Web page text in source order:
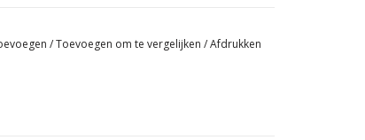
/Toevoegen om te vergelijken /Afdrukken